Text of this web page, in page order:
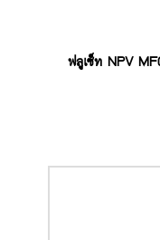
ฟลูเซ็ท NPV